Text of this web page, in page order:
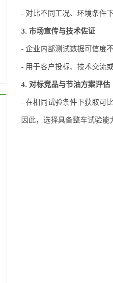
- 对比不同工况、环境条件
3. 市场宣传与技术佐证
- 企业内部测试数据可信度
- 用于客户投标、技术交流
4. 对标竞品与节油方案评估
- 在相同试验条件下获取可
因此，选择具备整车试验能